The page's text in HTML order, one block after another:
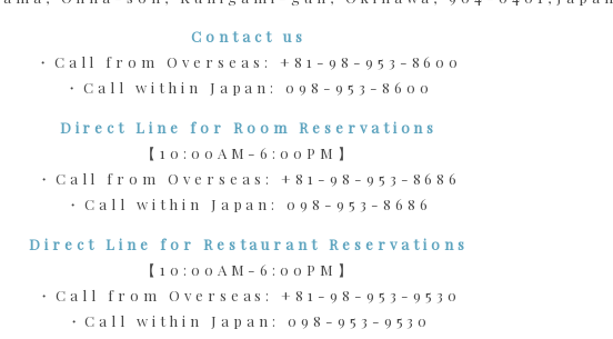
Contact us
・Call from Overseas: +81-98-953-8600
・Call within Japan:098-953-8600
Direct Line for Room Reservations
【10:00AM-6:00PM】
・Call from Overseas: +81-98-953-8686
・Call within Japan:098-953-8686
Direct Line for Restaurant Reservations
【10:00AM-6:00PM】
・Call from Overseas: +81-98-953-9530
・Call within Japan: 098-953-9530